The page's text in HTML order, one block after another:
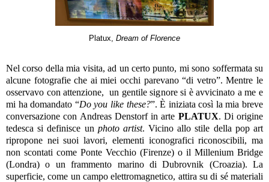
Platux, Dream of Florence
Nel corso della mia visita, ad un certo punto, mi sono soffermata su
alcune fotografie che ai miei occhi parevano “di vetro”. Mentre le
osservavo con attenzione, un gentile signore si è avvicinato a me e
mi ha domandato “Do you like these?”. È iniziata così la mia breve
conversazione con Andreas Denstorf in arte PLATUX. Di origine
tedesca si definisce un photo artist. Vicino allo stile della pop art
ripropone nei suoi lavori, elementi iconografici riconoscibili, ma
non scontati come Ponte Vecchio (Firenze) o il Millenium Bridge
(Londra) o un frammento marino di Dubrovnik (Croazia). La
superficie, come un campo elettromagnetico, attira su di sé materiali